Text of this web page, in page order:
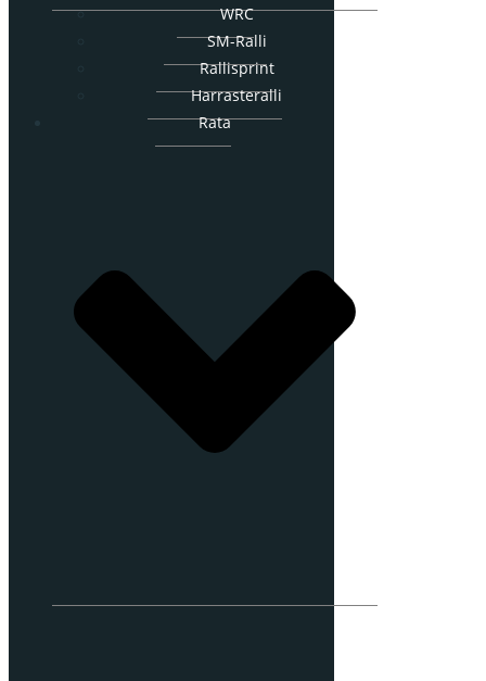
WRC
SM-Ralli
Rallisprint
Harrasteralli
Rata